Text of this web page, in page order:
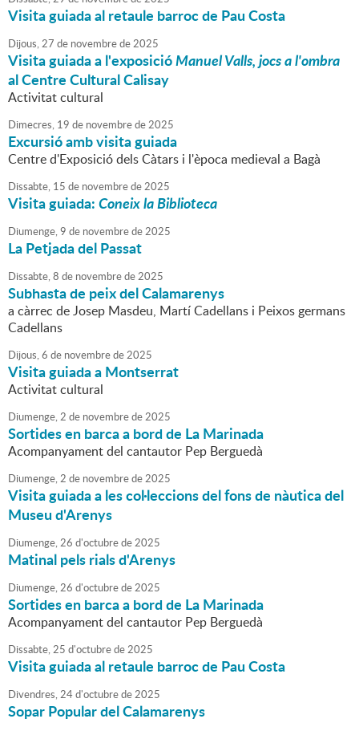
Visita guiada al retaule barroc de Pau Costa
Dijous,27 de novembrede2025
Visita guiada a l'exposicióManuel Valls, jocs a l'ombra
al Centre Cultural Calisay
Activitat cultural
Dimecres, 19 de novembrede2025
Excursió amb visita guiada
Centre d'Exposició dels Càtars i l'època medieval a Bagà
Dissabte, 15 de novembrede2025
Visita guiada:Coneix la Biblioteca
Diumenge,9 de novembrede2025
La Petjada del Passat
Dissabte,8 de novembrede2025
Subhasta de peix del Calamarenys
a càrrec de Josep Masdeu, Martí Cadellans i Peixos germans
Cadellans
Dijous,6 de novembrede2025
Visita guiada a Montserrat
Activitat cultural
Diumenge,2 de novembrede2025
Sortides en barca a bord de La Marinada
Acompanyament del cantautor Pep Berguedà
Diumenge,2 de novembrede2025
Visita guiada a les col·leccions del fons de nàutica del
Museu d'Arenys
Diumenge,26 d'octubrede2025
Matinal pels rials d'Arenys
Diumenge,26 d'octubrede2025
Sortides en barca a bord de La Marinada
Acompanyament del cantautor Pep Berguedà
Dissabte,25 d'octubrede2025
Visita guiada al retaule barroc de Pau Costa
Divendres,24d'octubrede2025
Sopar Popular del Calamarenys